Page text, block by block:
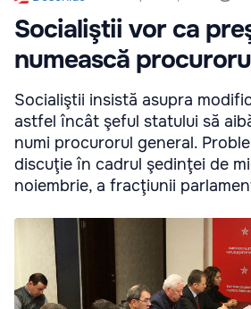
Socialiştii vor ca
numească
Socialiştii insistă asupra
astfel încât şeful statului să
numi procurorul general.
discuţie în cadrul şedinţei de
noiembrie, a fracţiunii